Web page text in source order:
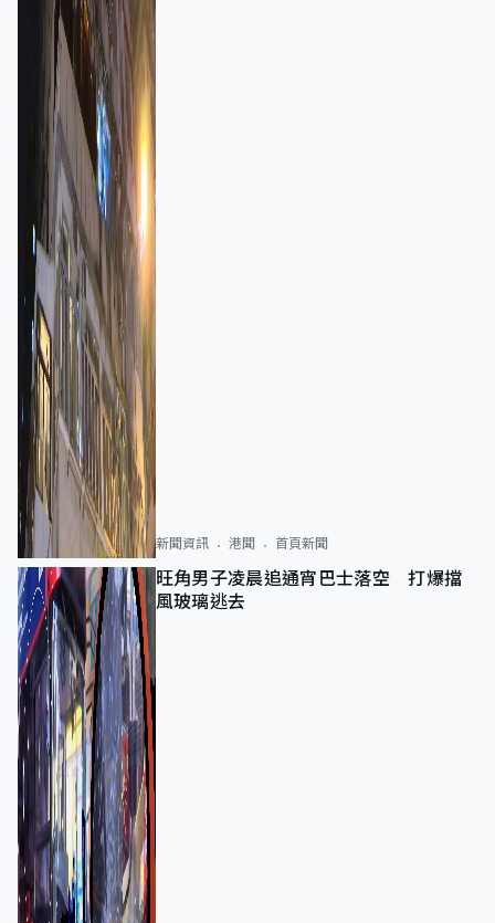
新聞資訊 港聞 首頁新聞
旺角男子凌晨追通宵巴士落空 打爆擋
風玻璃逃去